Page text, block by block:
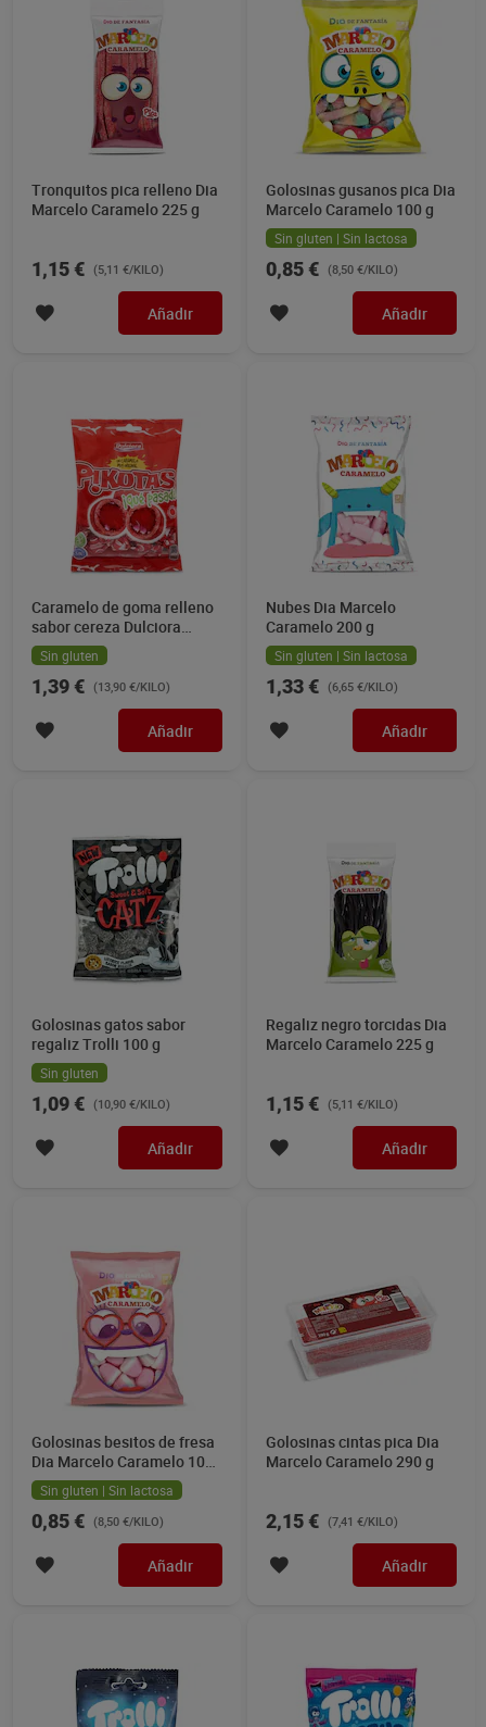
Tronquitos pica relleno Dia
Marcelo Caramelo 225 g
1,15 € (5,11 €/KILO)
Añadir
Golosinas gusanos pica Dia
Marcelo Caramelo 100 g
Sin gluten | Sin lactosa
0,85 € (8,50 €/KILO)
Añadir
Caramelo de goma relleno
sabor cereza Dulciora
Pikotas 100 g
Sin gluten
1,39 € (13,90 €/KILO)
Añadir
Nubes Dia Marcelo
Caramelo 200 g
Sin gluten | Sin lactosa
1,33 € (6,65 €/KILO)
Añadir
Golosinas gatos sabor
regaliz Trolli 100 g
Sin gluten
1,09 € (10,90 €/KILO)
Añadir
Regaliz negro torcidas Dia
Marcelo Caramelo 225 g
1,15 € (5,11 €/KILO)
Añadir
Golosinas besitos de fresa
Dia Marcelo Caramelo 100
gSin gluten | Sin lactosa
0,85 € (8,50 €/KILO)
Añadir
Golosinas cintas pica Dia
Marcelo Caramelo 290 g
2,15 € (7,41 €/KILO)
Añadir